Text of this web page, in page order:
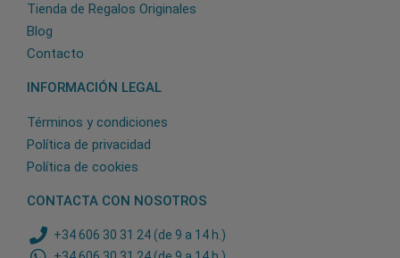
Tienda de Regalos Originales
Blog
Contacto
INFORMACIÓN LEGAL
Términos y condiciones
Política de privacidad
Política de cookies
CONTACTA CON NOSOTROS
+34 606 30 31 24 (de 9 a 14 h.)